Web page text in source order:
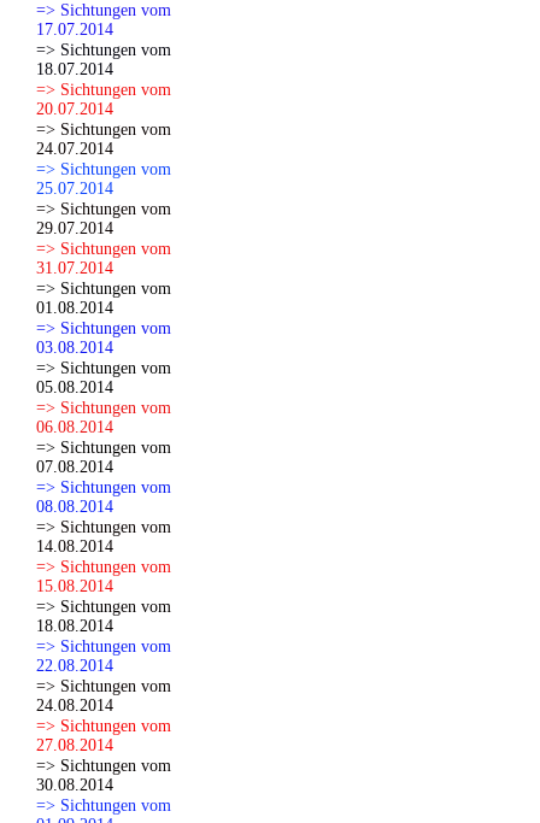
=> Sichtungen vom
17.07.2014
=> Sichtungen vom
18.07.2014
=> Sichtungen vom
20.07.2014
=> Sichtungen vom
24.07.2014
=> Sichtungen vom
25.07.2014
=> Sichtungen vom
29.07.2014
=> Sichtungen vom
31.07.2014
=> Sichtungen vom
01.08.2014
=> Sichtungen vom
03.08.2014
=> Sichtungen vom
05.08.2014
=> Sichtungen vom
06.08.2014
=> Sichtungen vom
07.08.2014
=> Sichtungen vom
08.08.2014
=> Sichtungen vom
14.08.2014
=> Sichtungen vom
15.08.2014
=> Sichtungen vom
18.08.2014
=> Sichtungen vom
22.08.2014
=> Sichtungen vom
24.08.2014
=> Sichtungen vom
27.08.2014
=> Sichtungen vom
30.08.2014
=> Sichtungen vom